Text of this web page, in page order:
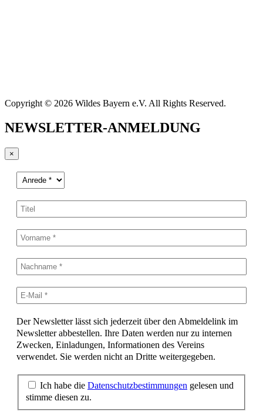
Copyright © 2026 Wildes Bayern e.V. All Rights Reserved.
NEWSLETTER-ANMELDUNG
×
Der Newsletter lässt sich jederzeit über den Abmeldelink im
Newsletter abbestellen. Ihre Daten werden nur zu internen
Zwecken, Einladungen, Informationen des Vereins
verwendet. Sie werden nicht an Dritte weitergegeben.
Ich habe die Datenschutzbestimmungen gelesen und
stimme diesen zu.